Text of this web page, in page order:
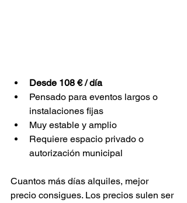
Desde 108 € / día
Pensado para eventos largos o
instalaciones fijas
Muy estable y amplio
Requiere espacio privado o
autorización municipal
Cuantos más días alquiles, mejor
precio consigues. Los precios sulen ser